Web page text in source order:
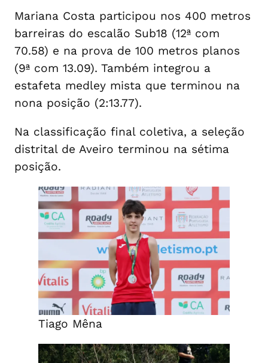
Mariana Costa participou nos 400 metros
barreiras do escalão Sub18 (12ª com
70.58) e na prova de 100 metros planos
(9ª com 13.09). Também integrou a
estafeta medley mista que terminou na
nona posição (2:13.77).
Na classificação final coletiva, a seleção
distrital de Aveiro terminou na sétima
posição.
Tiago Mêna